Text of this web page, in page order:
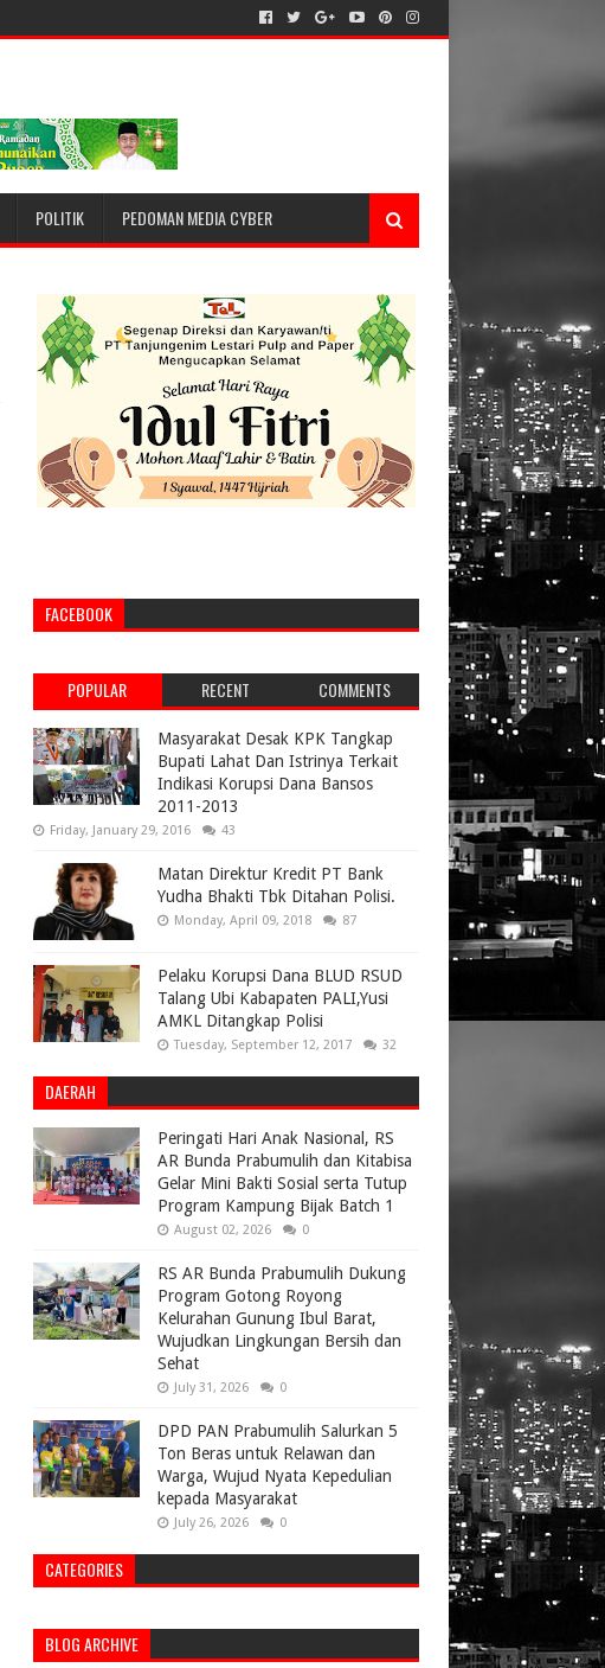
POLITIK PEDOMAN MEDIA CYBER
FACEBOOK
POPULAR RECENT COMMENTS
Masyarakat Desak KPK Tangkap
Bupati Lahat Dan Istrinya Terkait
Indikasi Korupsi Dana Bansos
2011-2013
Friday, January 29, 2016 43
Matan Direktur Kredit PT Bank
Yudha Bhakti Tbk Ditahan Polisi.
Monday, April 09, 2018 87
Pelaku Korupsi Dana BLUD RSUD
Talang Ubi Kabapaten PALI,Yusi
AMKL Ditangkap Polisi
Tuesday, September 12, 2017 32
DAERAH
Peringati Hari Anak Nasional, RS
AR Bunda Prabumulih dan Kitabisa
Gelar Mini Bakti Sosial serta Tutup
Program Kampung Bijak Batch 1
August 02, 2026 0
RS AR Bunda Prabumulih Dukung
Program Gotong Royong
Kelurahan Gunung Ibul Barat,
Wujudkan Lingkungan Bersih dan
Sehat
July 31, 2026 0
DPD PAN Prabumulih Salurkan 5
Ton Beras untuk Relawan dan
Warga, Wujud Nyata Kepedulian
kepada Masyarakat
July 26, 2026 0
CATEGORIES
BLOG ARCHIVE